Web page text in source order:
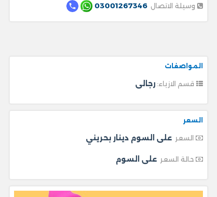
وسيلة الاتصال 03001267346
المواصفات
رجالى
السعر
السعر على السوم دينار بحريني
حالة السعر على السوم